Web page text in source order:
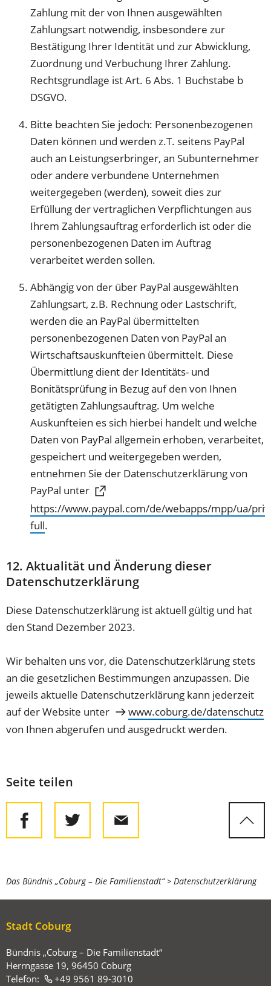
Zahlung mit der von Ihnen ausgewählten
Zahlungsart notwendig, insbesondere zur
Bestätigung Ihrer Identität und zur Abwicklung,
Zuordnung und Verbuchung Ihrer Zahlung.
Rechtsgrundlage ist Art. 6 Abs. 1 Buchstabe b
DSGVO.
Bitte beachten Sie jedoch: Personenbezogenen
Daten können und werden z.T. seitens PayPal
auch an Leistungserbringer, an Subunternehmer
oder andere verbundene Unternehmen
weitergegeben (werden), soweit dies zur
Erfüllung der vertraglichen Verpflichtungen aus
Ihrem Zahlungsauftrag erforderlich ist oder die
personenbezogenen Daten im Auftrag
verarbeitet werden sollen.
Abhängig von der über PayPal ausgewählten
Zahlungsart, z.B. Rechnung oder Lastschrift,
werden die an PayPal übermittelten
personenbezogenen Daten von PayPal an
Wirtschaftsauskunfteien übermittelt. Diese
Übermittlung dient der Identitäts- und
Bonitätsprüfung in Bezug auf den von Ihnen
getätigten Zahlungsauftrag. Um welche
Auskunfteien es sich hierbei handelt und welche
Daten von PayPal allgemein erhoben, verarbeitet,
gespeichert und weitergegeben werden,
entnehmen Sie der Datenschutzerklärung von
PayPal unter
https://www.paypal.com/de/webapps/mpp/ua/
full
(Öffnet
einem
neuen
.
12. Aktualität und Änderung dieser
Datenschutzerklärung
Diese Datenschutzerklärung ist aktuell gültig und hat
den Stand Dezember 2023.
Wir behalten uns vor, die Datenschutzerklärung stets
an die gesetzlichen Bestimmungen anzupassen. Die
jeweils aktuelle Datenschutzerklärung kann jederzeit
auf der Website unter
www.coburg.de/datenschutz
von Ihnen abgerufen und ausgedruckt werden.
Seite teilen
Sie
befinden
sich
Das Bündnis „Coburg – Die Familienstadt“ Datenschutzerklärung
Stadt Coburg
Bündnis „Coburg – Die Familienstadt“
Herrngasse 19, 96450 Coburg
Telefon:
+49 9561 89-3010